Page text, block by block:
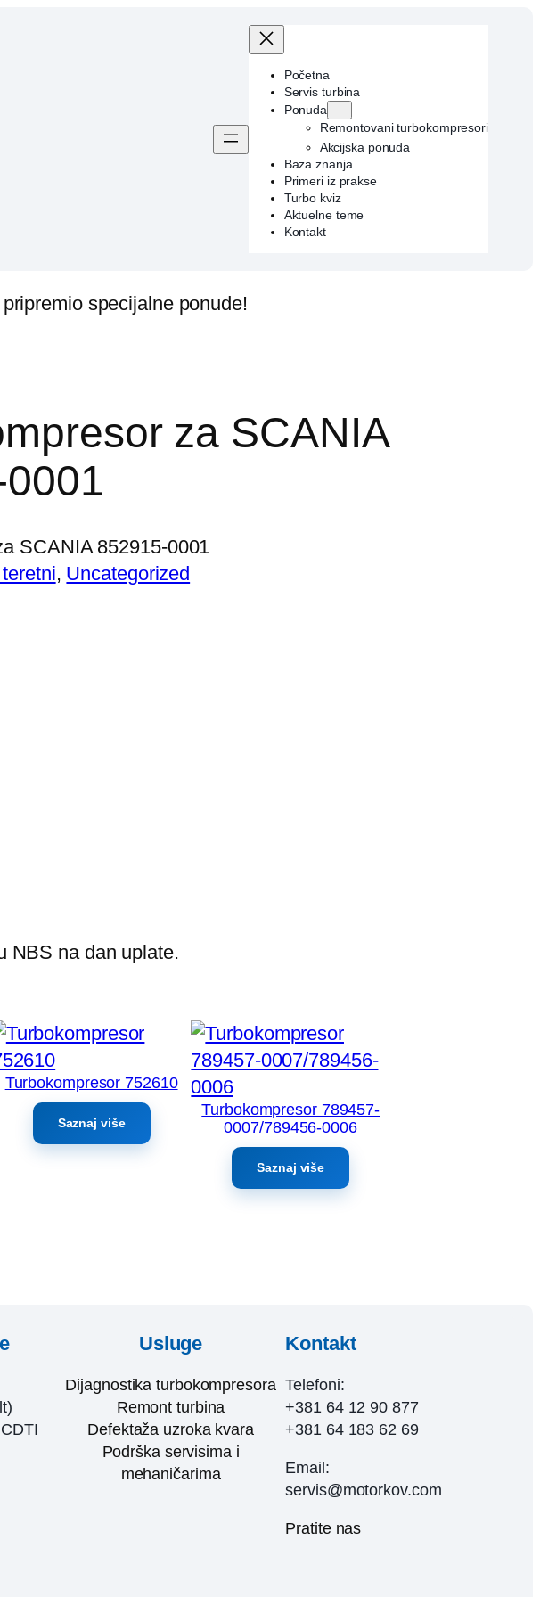
Početna
Servis turbina
Ponuda
Remontovani turbokompresori
Akcijska ponuda
Baza znanja
Primeri iz prakse
Turbo kviz
Aktuelne teme
Kontakt
specijalne ponude!
za SCANIA
SCANIA 852915-0001
, Uncategorized
NBS na dan uplate.
Turbokompresor 752610
Saznaj više
Turbokompresor 789457-
0007/789456-0006
Saznaj više
Usluge
Dijagnostika turbokompresora
Remont turbina
Defektaža uzroka kvara
Podrška servisima i
mehaničarima
Kontakt
Telefoni:
+381 64 12 90 877
+381 64 183 62 69
Email:
servis@motorkov.com
Pratite nas